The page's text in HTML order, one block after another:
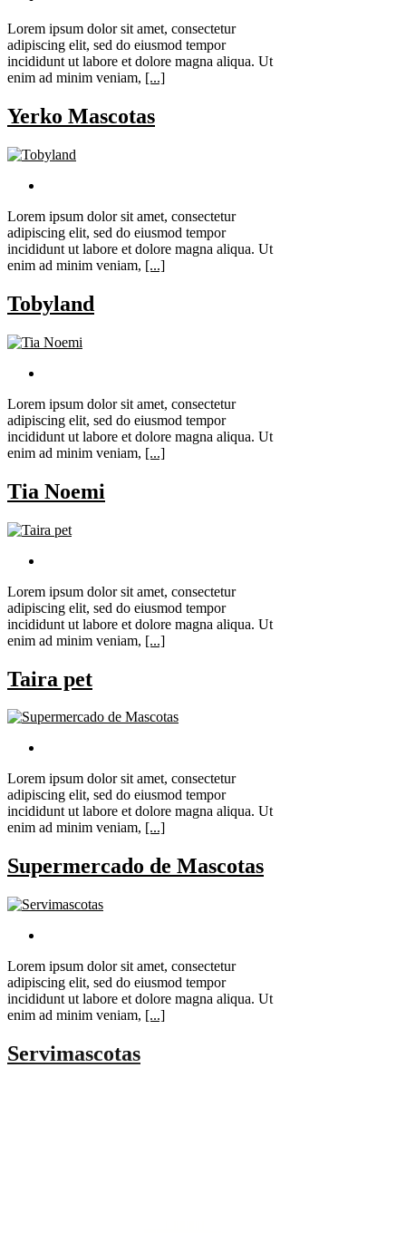
Lorem ipsum dolor sit amet, consectetur
adipiscing elit, sed do eiusmod tempor
incididunt ut labore et dolore magna aliqua. Ut
enim ad minim veniam, [...]
Yerko Mascotas
Lorem ipsum dolor sit amet, consectetur
adipiscing elit, sed do eiusmod tempor
incididunt ut labore et dolore magna aliqua. Ut
enim ad minim veniam, [...]
Tobyland
Lorem ipsum dolor sit amet, consectetur
adipiscing elit, sed do eiusmod tempor
incididunt ut labore et dolore magna aliqua. Ut
enim ad minim veniam, [...]
Tia Noemi
Lorem ipsum dolor sit amet, consectetur
adipiscing elit, sed do eiusmod tempor
incididunt ut labore et dolore magna aliqua. Ut
enim ad minim veniam, [...]
Taira pet
Lorem ipsum dolor sit amet, consectetur
adipiscing elit, sed do eiusmod tempor
incididunt ut labore et dolore magna aliqua. Ut
enim ad minim veniam, [...]
Supermercado de Mascotas
Lorem ipsum dolor sit amet, consectetur
adipiscing elit, sed do eiusmod tempor
incididunt ut labore et dolore magna aliqua. Ut
enim ad minim veniam, [...]
Servimascotas